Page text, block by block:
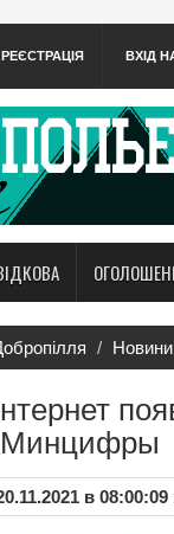
РЕЄСТРАЦІЯ ВХІД
Новини
Минцифры
в 08:00:09